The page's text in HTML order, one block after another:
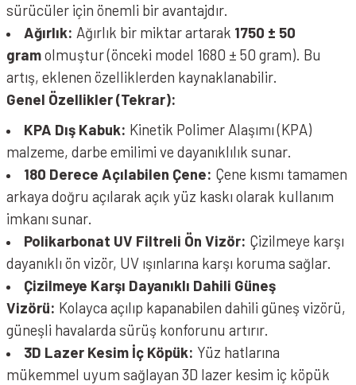
sürücüler için önemli bir avantajdır.
Ağırlık: Ağırlık bir miktar artarak 1750 ± 50
gramolmuştur (önceki model 1680 ± 50 gram). Bu
artış, eklenen özelliklerden kaynaklanabilir.
Genel Özellikler (Tekrar):
KPA Dış Kabuk: Kinetik Polimer Alaşımı (KPA)
malzeme, darbe emilimi ve dayanıklılık sunar.
180 Derece Açılabilen Çene: Çene kısmı tamamen
arkaya doğru açılarak açık yüz kaskı olarak kullanım
imkanı sunar.
Polikarbonat UV Filtreli Ön Vizör: Çizilmeye karşı
dayanıklı ön vizör, UV ışınlarına karşı koruma sağlar.
Çizilmeye Karşı Dayanıklı Dahili Güneş
Vizörü: Kolayca açılıp kapanabilen dahili güneş vizörü,
güneşli havalarda sürüş konforunu artırır.
3D Lazer Kesim İç Köpük: Yüz hatlarına
mükemmel uyum sağlayan 3D lazer kesim iç köpük